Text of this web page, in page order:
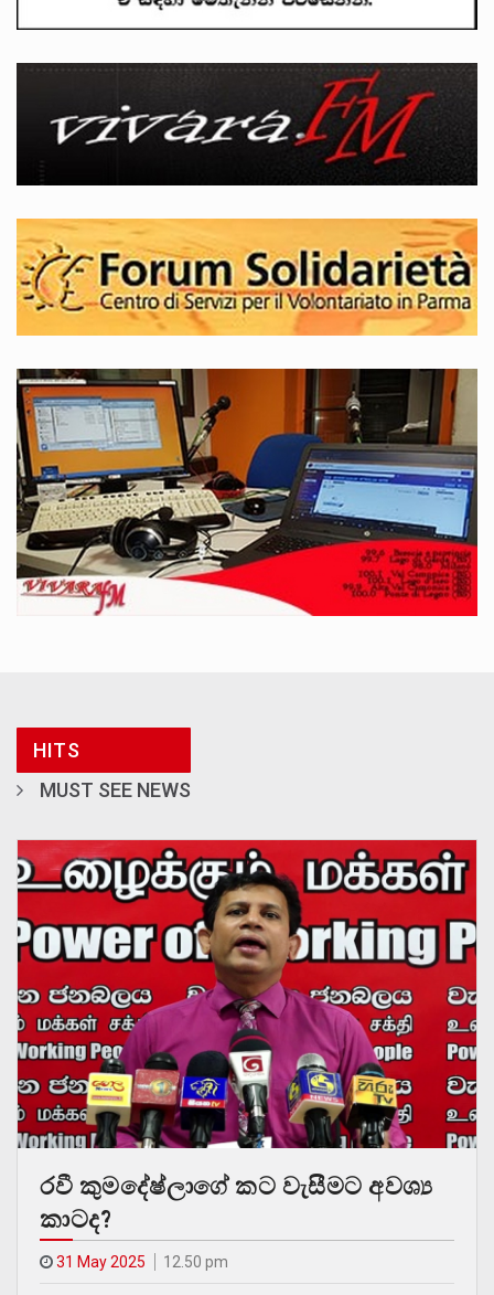
HITS
MUST SEE NEWS
රවී කුමදේෂ්ලාගේ කට වැසීමට අවශ්‍ය
කාටද?
31 May 2025 12.50 pm